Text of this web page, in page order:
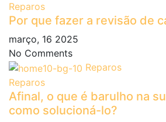
Reparos
Por que fazer a revisão de
março, 16 2025
No Comments
Reparos
Reparos
Afinal, o que é barulho na
como solucioná-lo?